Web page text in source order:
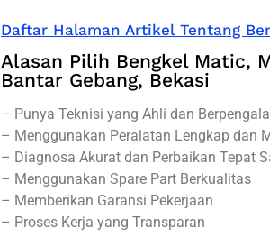
Daftar Halaman Artikel Tentang
Alasan Pilih Bengkel Matic,
Bantar Gebang, Bekasi
– Punya Teknisi yang Ahli dan
– Menggunakan Peralatan Lengkap dan
– Diagnosa Akurat dan Perbaikan Tepat
– Menggunakan Spare Part Berkualitas
– Memberikan Garansi Pekerjaan
– Proses Kerja yang Transparan